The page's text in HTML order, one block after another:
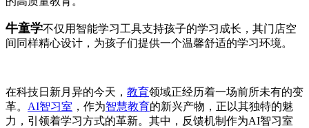
牛童学不仅用智能学习工具支持孩子的学习成长，其门店空
间同样精心设计，为孩子们提供一个温馨舒适的学习环境。
在科技日新月异的今天， 教育领域正经历着一场前所未有的变
革。 AI智习室 ，作为智慧教育的新兴产物，正以其独特的魅
力，引领着学习方式的革新。其中，反馈机制作为AI智习室